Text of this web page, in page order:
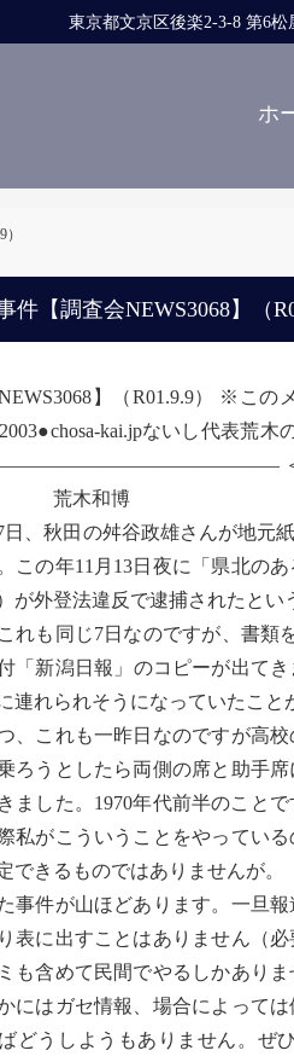
東京都文京区後楽2-3-8 第6
ホ
件【調査会NEWS3068】（
NEWS3068】（R01.9.9） ※こ
kai.jpないし代表荒
＜埋
和博
、秋田の舛谷政雄さんが地元
この年11月13日夜に「県北の
が外登法違反で逮捕されたとい
れも同じ7日なのですが、書類
「新潟日報」のコピーが出て
連れられそうになっていたこと
、これも一昨日なのですが高
ろうとしたら両側の席と助手
ました。1970年代前半のこと
私がこういうことをやってい
できるものではありませんが。
事件が山ほどあります。一旦
表に出すことはありません（
も含めて民間でやるしかあり
にはガセ情報、場合によって
どうしようもありません。ぜ